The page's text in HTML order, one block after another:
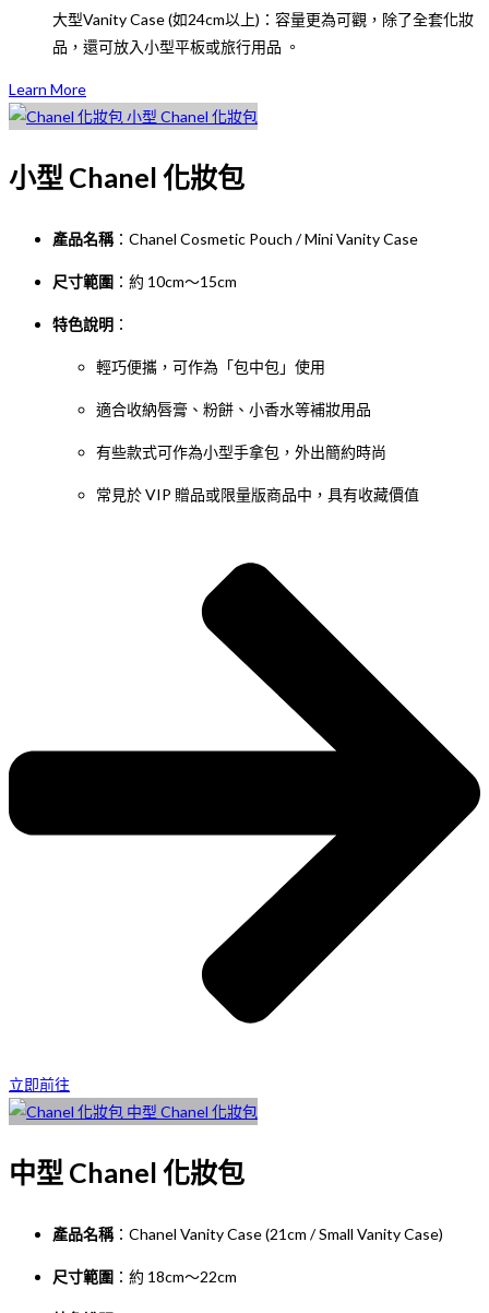
大型Vanity Case (如24cm以上)：容量更為可觀，除了全套化妝
品，還可放入小型平板或旅行用品 。
Learn More
小型 Chanel 化妝包
產品名稱：Chanel Cosmetic Pouch / Mini Vanity Case
尺寸範圍 ：約 10cm～15cm
特色說明 ：
輕巧便攜，可作為「包中包」使用
適合收納唇膏、粉餅、小香水等補妝用品
有些款式可作為小型手拿包，外出簡約時尚
常見於 VIP 贈品或限量版商品中，具有收藏價值
立即前往
中型 Chanel 化妝包
產品名稱：Chanel Vanity Case (21cm / Small Vanity Case)
尺寸範圍 ：約 18cm～22cm